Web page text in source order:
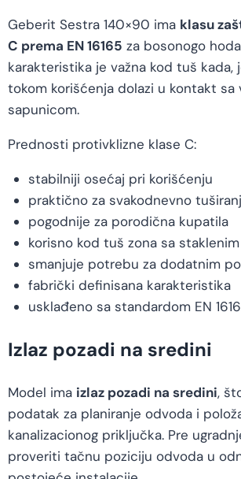
Geberit Sestra 140×90 ima klasu
C prema EN 16165 za bosonogo
karakteristika je važna kod tuš kada,
tokom korišćenja dolazi u kontakt sa
sapunicom.
Prednosti protivklizne klase C:
stabilniji osećaj pri korišćenju
praktično za svakodnevno
pogodnije za porodična kupatila
korisno kod tuš zona sa
smanjuje potrebu za dodatnim
fabrički definisana karakteristika
usklađeno sa standardom EN
Izlaz pozadi na sredini
Model ima izlaz pozadi na sredini,
podatak za planiranje odvoda i
kanalizacionog priključka. Pre
proveriti tačnu poziciju odvoda u